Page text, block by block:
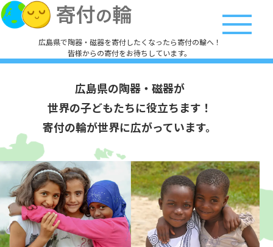
広島県で陶器・磁器を寄付したくなったら寄付の輪へ！
皆様からの寄付をお待ちしています。
広島県の陶器・磁器が
世界の子どもたちに役立ちます！
寄付の輪が世界に広がっています。